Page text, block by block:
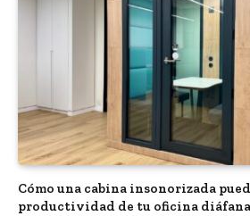
Cómo una cabina insonorizada
productividad de tu oficina diáfana